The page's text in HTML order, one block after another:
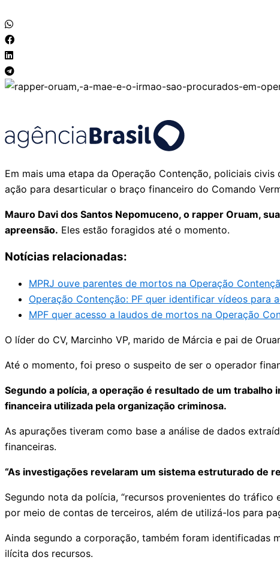
Em mais uma etapa da Operação Contenção, policiais
ação para desarticular o braço financeiro do Comando
Mauro Davi dos Santos Nepomuceno, o rapper Oruam,
apreensão. Eles estão foragidos até o momento.
Notícias relacionadas:
MPRJ ouve parentes de mortos na Operação
Operação Contenção: PF quer identificar vídeos para
MPF quer acesso a laudos de mortos na Operação
O líder do CV, Marcinho VP, marido de Márcia e pai de
Até o momento, foi preso o suspeito de ser o operador
Segundo a polícia, a operação é resultado de um
financeira utilizada pela organização criminosa.
As apurações tiveram como base a análise de dados
financeiras.
“As investigações revelaram um sistema estruturado de
Segundo nota da polícia, “recursos provenientes do
por meio de contas de terceiros, além de utilizá-los para
Ainda segundo a corporação, também foram identificadas
ilícita dos recursos.